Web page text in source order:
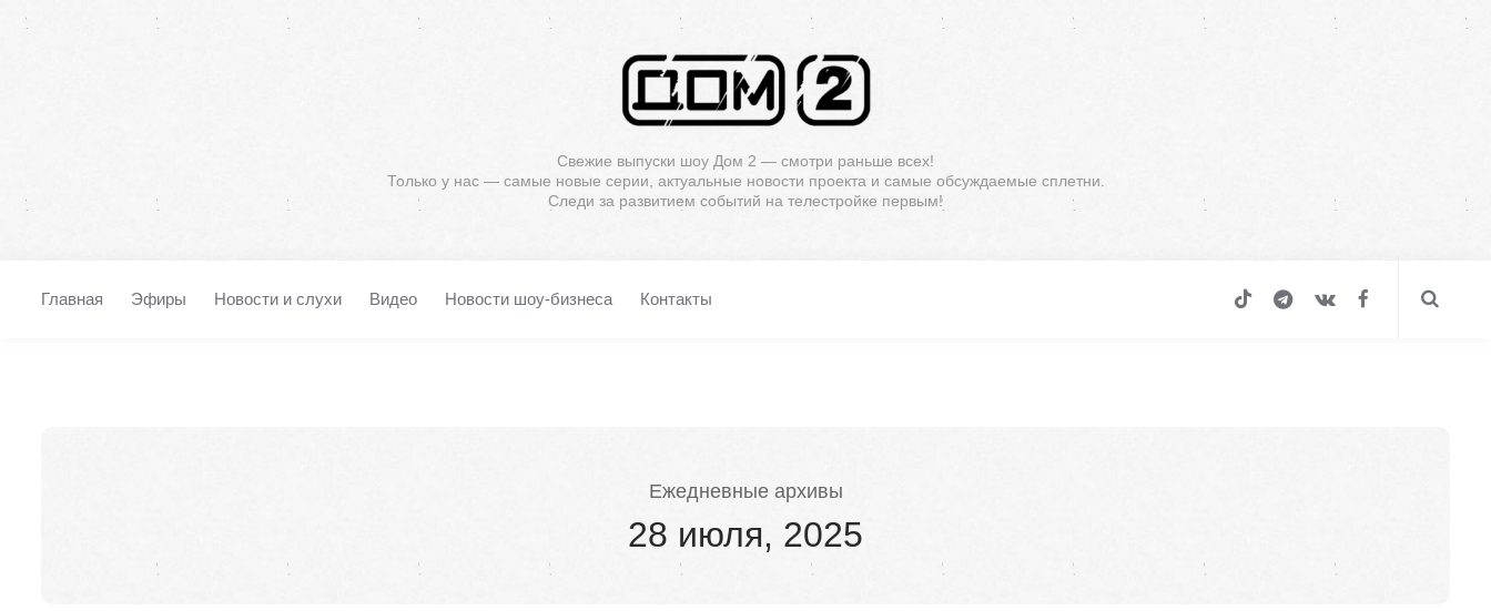
Свежие выпуски шоу Дом 2 — смотри раньше всех!
Только у нас — самые новые серии, актуальные новости проекта и самые обсуждаемые сплетни.
Следи за развитием событий на телестройке первым!
Главная Эфиры Новости и слухи Видео Новости шоу-бизнеса Контакты
Ежедневные архивы
28 июля, 2025